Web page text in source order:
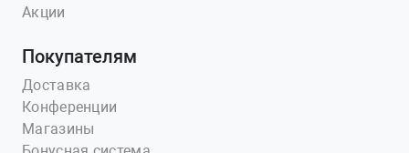
Акции
Покупателям
Доставка
Конференции
Магазины